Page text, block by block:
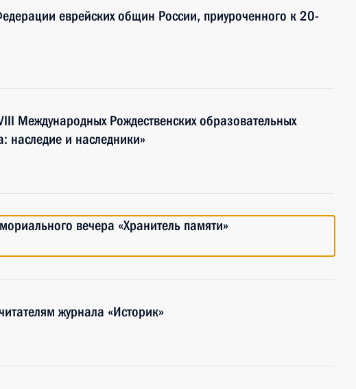
еврейских общин России, приуроченного к 20-
Международных Рождественских образовательных
наследие и наследники»
вечера «Хранитель памяти»
журнала «Историк»